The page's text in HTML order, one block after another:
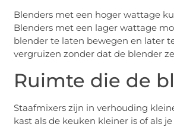
Blenders met een hoger wattage
Blenders met een lager wattage
blender te laten bewegen en later
vergruizen zonder dat de blender
Ruimte die de
Staafmixers zijn in verhouding
kast als de keuken kleiner is of als